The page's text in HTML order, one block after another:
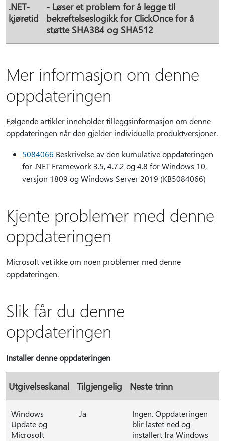
.NET-
kjøretid
- Løser et problem for å legge til
bekreftelseslogikk for ClickOnce for å
støtte SHA384 og SHA512
Mer informasjon om denne
oppdateringen
Følgende artikler inneholder tilleggsinformasjon om denne
oppdateringen når den gjelder individuelle produktversjoner.
5084066 Beskrivelse av den kumulative oppdateringen
for .NET Framework 3.5, 4.7.2 og 4.8 for Windows 10,
versjon 1809 og Windows Server 2019 (KB5084066)
Kjente problemer med denne
oppdateringen
Microsoft vet ikke om noen problemer med denne
oppdateringen.
Slik får du denne
oppdateringen
Installer denne oppdateringen
Utgivelseskanal Tilgjengelig Neste trinn
Windows
Update og
Microsoft
Ja
Ingen. Oppdateringen
blir lastet ned og
installert fra Windows